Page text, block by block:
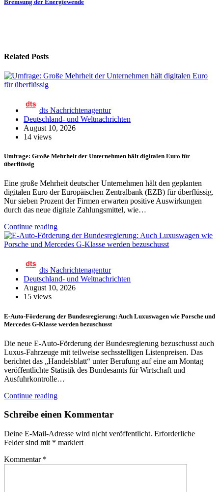
Bremsung der Energiewende
Related Posts
dts Nachrichtenagentur
Deutschland- und Weltnachrichten
August 10, 2026
14 views
Umfrage: Große Mehrheit der Unternehmen hält digitalen Euro für
überflüssig
Eine große Mehrheit deutscher Unternehmen hält den geplanten
digitalen Euro der Europäischen Zentralbank (EZB) für überflüssig.
Nur sieben Prozent der Firmen erwarten positive Auswirkungen
durch das neue digitale Zahlungsmittel, wie…
Continue reading
dts Nachrichtenagentur
Deutschland- und Weltnachrichten
August 10, 2026
15 views
E-Auto-Förderung der Bundesregierung: Auch Luxuswagen wie Porsche und
Mercedes G-Klasse werden bezuschusst
Die neue E-Auto-Förderung der Bundesregierung bezuschusst auch
Luxus-Fahrzeuge mit teilweise sechsstelligen Listenpreisen. Das
berichtet das „Handelsblatt“ unter Berufung auf eine am Montag
veröffentlichte Statistik des Bundesamts für Wirtschaft und
Ausfuhrkontrolle…
Continue reading
Schreibe einen Kommentar
Deine E-Mail-Adresse wird nicht veröffentlicht. Erforderliche
Felder sind mit * markiert
Kommentar *